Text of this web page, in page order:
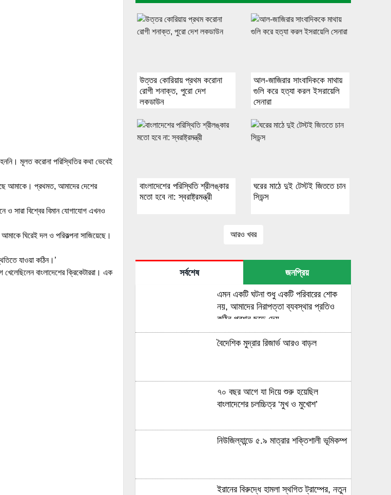
হননি। মূলত করোনা পরিস্থিতির কথা ভেবেই
আমাকে। প্রথমত, আমাদের দেশের
ও সারা বিশ্বের বিমান যোগাযোগ এখনও
ঘিরেই দল ও পরিকল্পনা সাজিয়েছে।
যাওয়া কঠিন।’
খেলেছিলেন বাংলাদেশের ক্রিকেটাররা। এক
উত্তর কোরিয়ায় প্রথম করোনা
রোগী শনাক্ত, পুরো দেশ
লকডাউন
আল-জাজিরার সাংবাদিককে মাথায়
গুলি করে হত্যা করল ইসরায়েলি
সেনারা
বাংলাদেশের পরিস্থিতি শ্রীলঙ্কার
মতো হবে না: স্বরাষ্ট্রমন্ত্রী
ঘরের মাঠে দুই টেস্টই জিততে চান
সিডন্স
আরও খবর
সর্বশেষ জনপ্রিয়
এমন একটি ঘটনা শুধু একটি পরিবারের শোক
নয়, আমাদের নিরাপত্তা ব্যবস্থার প্রতিও
কঠিন প্রশ্ন ছুড়ে দেয়
বৈদেশিক মুদ্রার রিজার্ভ আরও বাড়ল
৭০ বছর আগে যা ‍দিয়ে শুরু হয়েছিল
বাংলাদেশের চলচ্চিত্র ‘মুখ ও মুখোশ’
নিউজিল্যান্ডে ৫.৯ মাত্রার শক্তিশালী ভূমিকম্প
ইরানের বিরুদ্ধে হামলা স্থগিত ট্রাম্পের, নতুন